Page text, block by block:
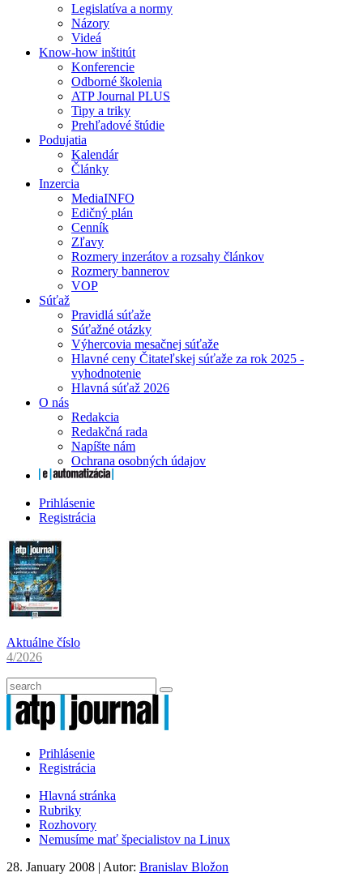
Legislatíva a normy
Názory
Videá
Know-how inštitút
Konferencie
Odborné školenia
ATP Journal PLUS
Tipy a triky
Prehľadové štúdie
Podujatia
Kalendár
Články
Inzercia
MediaINFO
Edičný plán
Cenník
Zľavy
Rozmery inzerátov a rozsahy článkov
Rozmery bannerov
VOP
Súťaž
Pravidlá súťaže
Súťažné otázky
Výhercovia mesačnej súťaže
Hlavné ceny Čitateľskej súťaže za rok 2025 -
vyhodnotenie
Hlavná súťaž 2026
O nás
Redakcia
Redakčná rada
Napíšte nám
Ochrana osobných údajov
Prihlásenie
Registrácia
Aktuálne číslo
4/2026
Prihlásenie
Registrácia
Hlavná stránka
Rubriky
Rozhovory
Nemusíme mať špecialistov na Linux
28. January 2008 | Autor: Branislav Bložon